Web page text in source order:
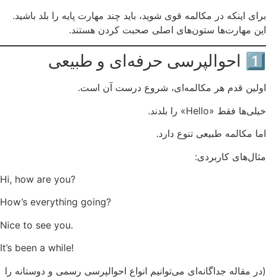
برای اینکه در مکالمه قوی شوید، باید چند مهارت پایه را بلد باشید.
این مهارت‌ها ستون‌های اصلی صحبت کردن هستند.
1️⃣ احوالپرسی حرفه‌ای و طبیعی
اولین قدم هر مکالمه‌ای، شروع درست آن است.
خیلی‌ها فقط «Hello» را بلدند.
اما مکالمه طبیعی تنوع دارد.
مثال‌های کاربردی:
Hi, how are you?
How’s everything going?
Nice to see you.
It’s been a while!
(در مقاله جداگانه‌ای می‌توانیم انواع احوالپرسی رسمی و دوستانه را